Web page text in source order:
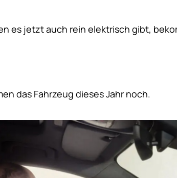
es jetzt auch rein elektrisch gibt,
das Fahrzeug dieses Jahr noch.